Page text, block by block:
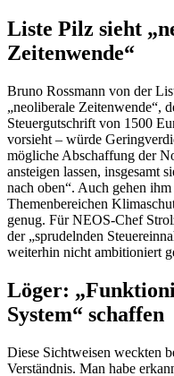
Liste Pilz sieht
Zeitenwende“
Bruno Rossmann von der
„neoliberale Zeitenwende“,
Steuergutschrift von 1500
vorsieht – würde
mögliche Abschaffung der
ansteigen lassen, insgesamt
nach oben“. Auch gehen
Themenbereichen
genug. Für NEOS-Chef
der „sprudelnden
weiterhin nicht ambitioniert
Löger:
System“ schaffen
Diese Sichtweisen weckten
Verständnis. Man habe